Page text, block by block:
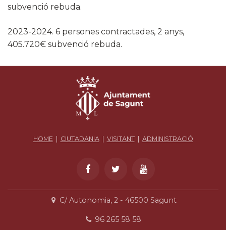
subvenció rebuda.
2023-2024. 6 persones contractades, 2 anys,
405.720€ subvenció rebuda.
HOME| CIUTADANIA| VISITANT| ADMINISTRACIÓ
C/ Autonomia, 2 - 46500 Sagunt
96 265 58 58